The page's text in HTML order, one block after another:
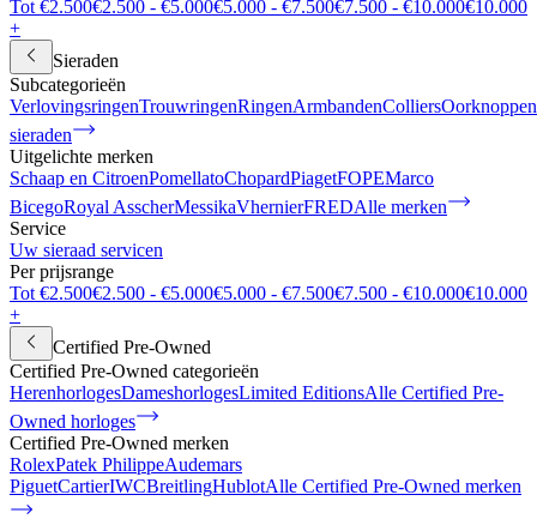
Tot €2.500€2.500 - €5.000€5.000 - €7.500€7.500 - €10.000€10.000
+
Sieraden
Subcategorieën
VerlovingsringenTrouwringenRingenArmbandenColliersOorknoppen
sieraden
Uitgelichte merken
Schaap en CitroenPomellatoChopardPiagetFOPEMarco
BicegoRoyal AsscherMessikaVhernierFREDAlle merken
Service
Uw sieraad servicen
Per prijsrange
Tot €2.500€2.500 - €5.000€5.000 - €7.500€7.500 - €10.000€10.000
+
Certified Pre-Owned
Certified Pre-Owned categorieën
HerenhorlogesDameshorlogesLimited EditionsAlle Certified Pre-
Owned horloges
Certified Pre-Owned merken
RolexPatek PhilippeAudemars
PiguetCartierIWCBreitlingHublotAlle Certified Pre-Owned merken